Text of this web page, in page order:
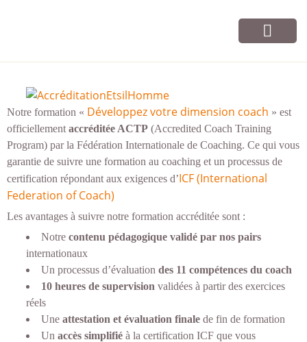
Notre formation « Développez votre dimension coach » est
officiellement accréditée ACTP (Accredited Coach Training
Program) par la Fédération Internationale de Coaching. Ce qui vous
garantie de suivre une formation au coaching et un processus de
certification répondant aux exigences d’ICF (International
Federation of Coach)
Les avantages à suivre notre formation accréditée sont :
Notre contenu pédagogique validé par nos pairs
internationaux
Un processus d’évaluation des 11 compétences du coach
10 heures de supervision validées à partir des exercices
réels
Une attestation et évaluation finale de fin de formation
Un accès simplifié à la certification ICF que vous